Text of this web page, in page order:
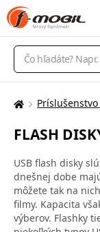
Vyhľadávanie
Tu
nachádzate:
FLASH
USB flash disky
dnešnej dobe
môžete tak na
filmy. Kapacita
výberov. Flashky